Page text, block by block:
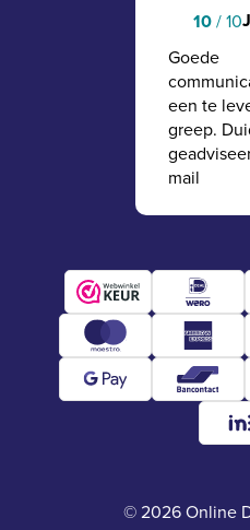
10/ 10
Goede
een te
greep.
mail
© 2026 Online